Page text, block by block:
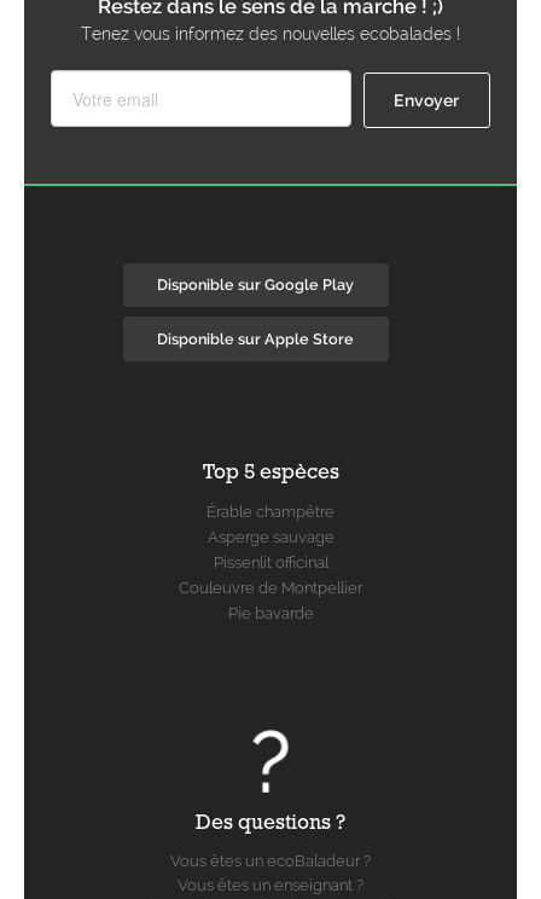
Restez dans le sens de la marche ! ;)
Tenez vous informez des nouvelles ecobalades !
Disponible sur Google Play
Disponible sur Apple Store
Top 5 espèces
Érable champêtre
Asperge sauvage
Pissenlit officinal
Couleuvre de Montpellier
Pie bavarde
Des questions ?
Vous êtes un ecoBaladeur ?
Vous êtes un enseignant ?